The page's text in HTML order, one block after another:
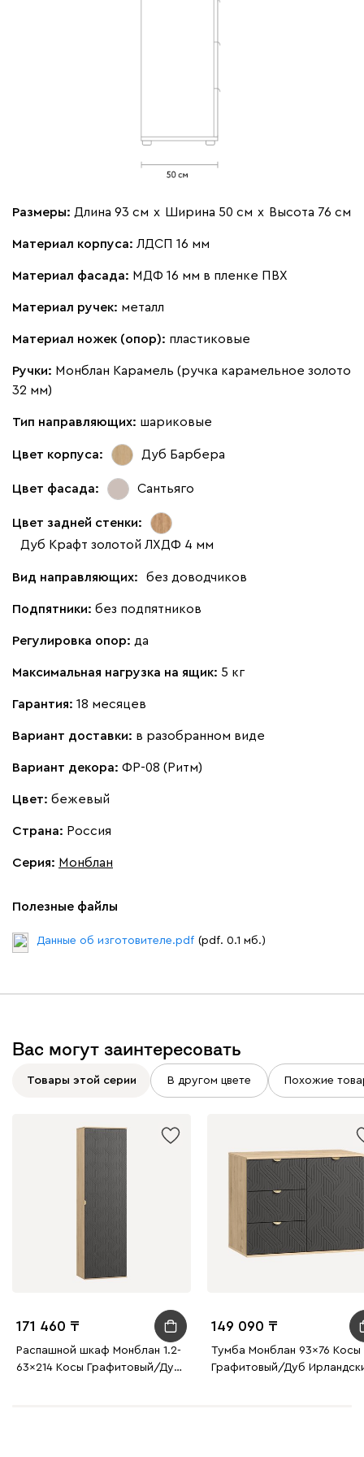
Размеры: Длина 93 см х Ширина 50 см х Высота 76 см
Материал корпуса: ЛДСП 16 мм
Материал фасада: МДФ 16 мм в пленке ПВХ
Материал ручек: металл
Материал ножек (опор): пластиковые
Ручки: Монблан Карамель (ручка карамельное золото
32 мм)
Тип направляющих: шариковые
Цвет корпуса: Дуб Барбера
Цвет фасада: Сантьяго
Цвет задней стенки:
Дуб Крафт золотой ЛХДФ 4 мм
Вид направляющих: без доводчиков
Подпятники: без подпятников
Регулировка опор: да
Максимальная нагрузка на ящик: 5 кг
Гарантия: 18 месяцев
Вариант доставки: в разобранном виде
Вариант декора: ФР-08 (Ритм)
Цвет: бежевый
Страна: Россия
Серия: Монблан
Полезные файлы
Данные об изготовителе.pdf (pdf. 0.1 мб.)
Вас могут заинтересовать
Товары этой серии В другом цвете Похожие
171 460
Распашной шкаф Монблан 1.2-
63x214 Косы Графитовый/Дуб
149 090
Тумба Монблан 93x76 Косы
Графитовый/Дуб